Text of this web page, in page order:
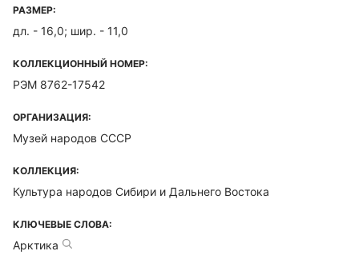
РАЗМЕР:
дл. - 16,0; шир. - 11,0
КОЛЛЕКЦИОННЫЙ НОМЕР:
РЭМ 8762-17542
ОРГАНИЗАЦИЯ:
Музей народов СССР
КОЛЛЕКЦИЯ:
Культура народов Сибири и Дальнего Востока
КЛЮЧЕВЫЕ СЛОВА:
Арктика